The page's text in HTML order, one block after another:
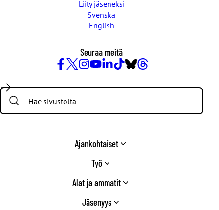
Liity jäseneksi
Svenska
English
Seuraa meitä
/
Twitter
Search:
Ajankohtaiset
Työ
Alat ja ammatit
Jäsenyys